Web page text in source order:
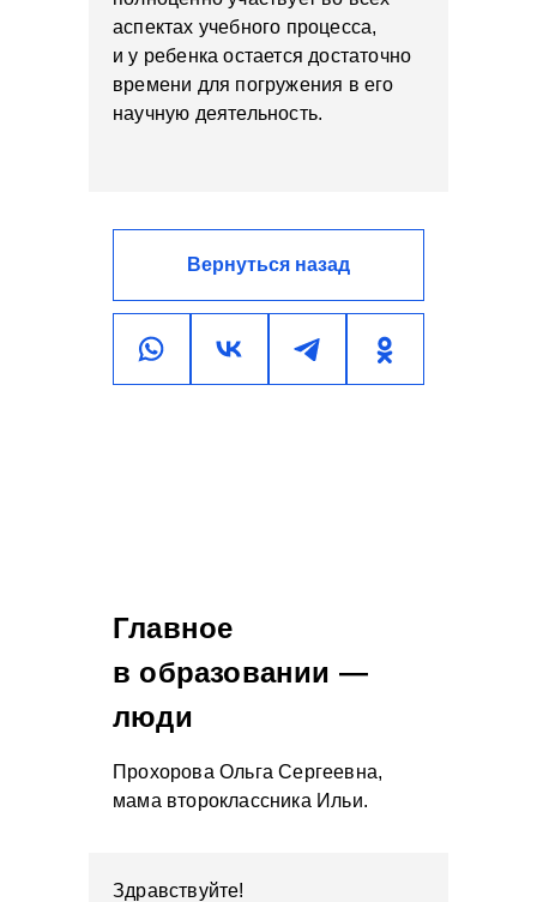
Вернуться назад
аспектах учебного процесса,
и у ребенка остается достаточно
времени для погружения в его
научную деятельность.
Главное
в образовании —
люди
Прохорова Ольга Сергеевна,
мама второклассника Ильи.
Здравствуйте!